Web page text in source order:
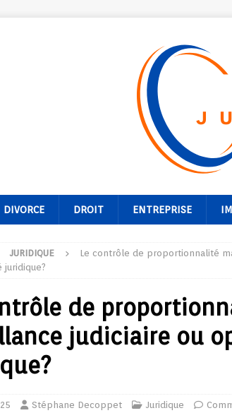
DIVORCE DROIT ENTREPRISE
JURIDIQUE
Le contrôle de proportionnalité
de
judiciaire ou
Stéphane Decoppet Juridique